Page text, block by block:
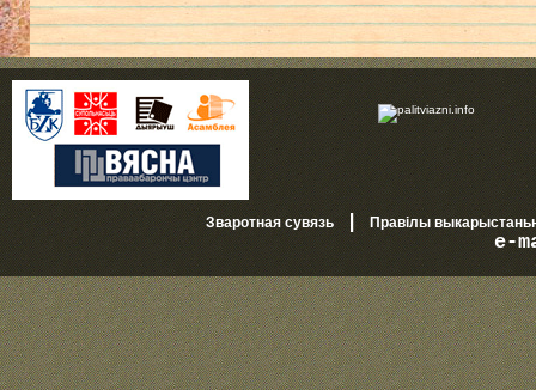
Зваротная сувязь| Правілы
e-